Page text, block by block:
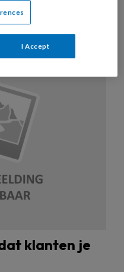
klanten je
I Accept